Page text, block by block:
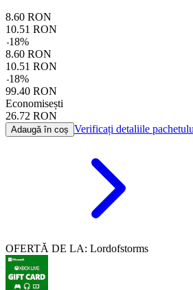
8.60 RON
10.51 RON
-18%
8.60 RON
10.51 RON
-18%
99.40 RON
Economisești
26.72 RON
Adaugă în coș Verificați detaliile
OFERTĂ DE LA: Lordofstorms